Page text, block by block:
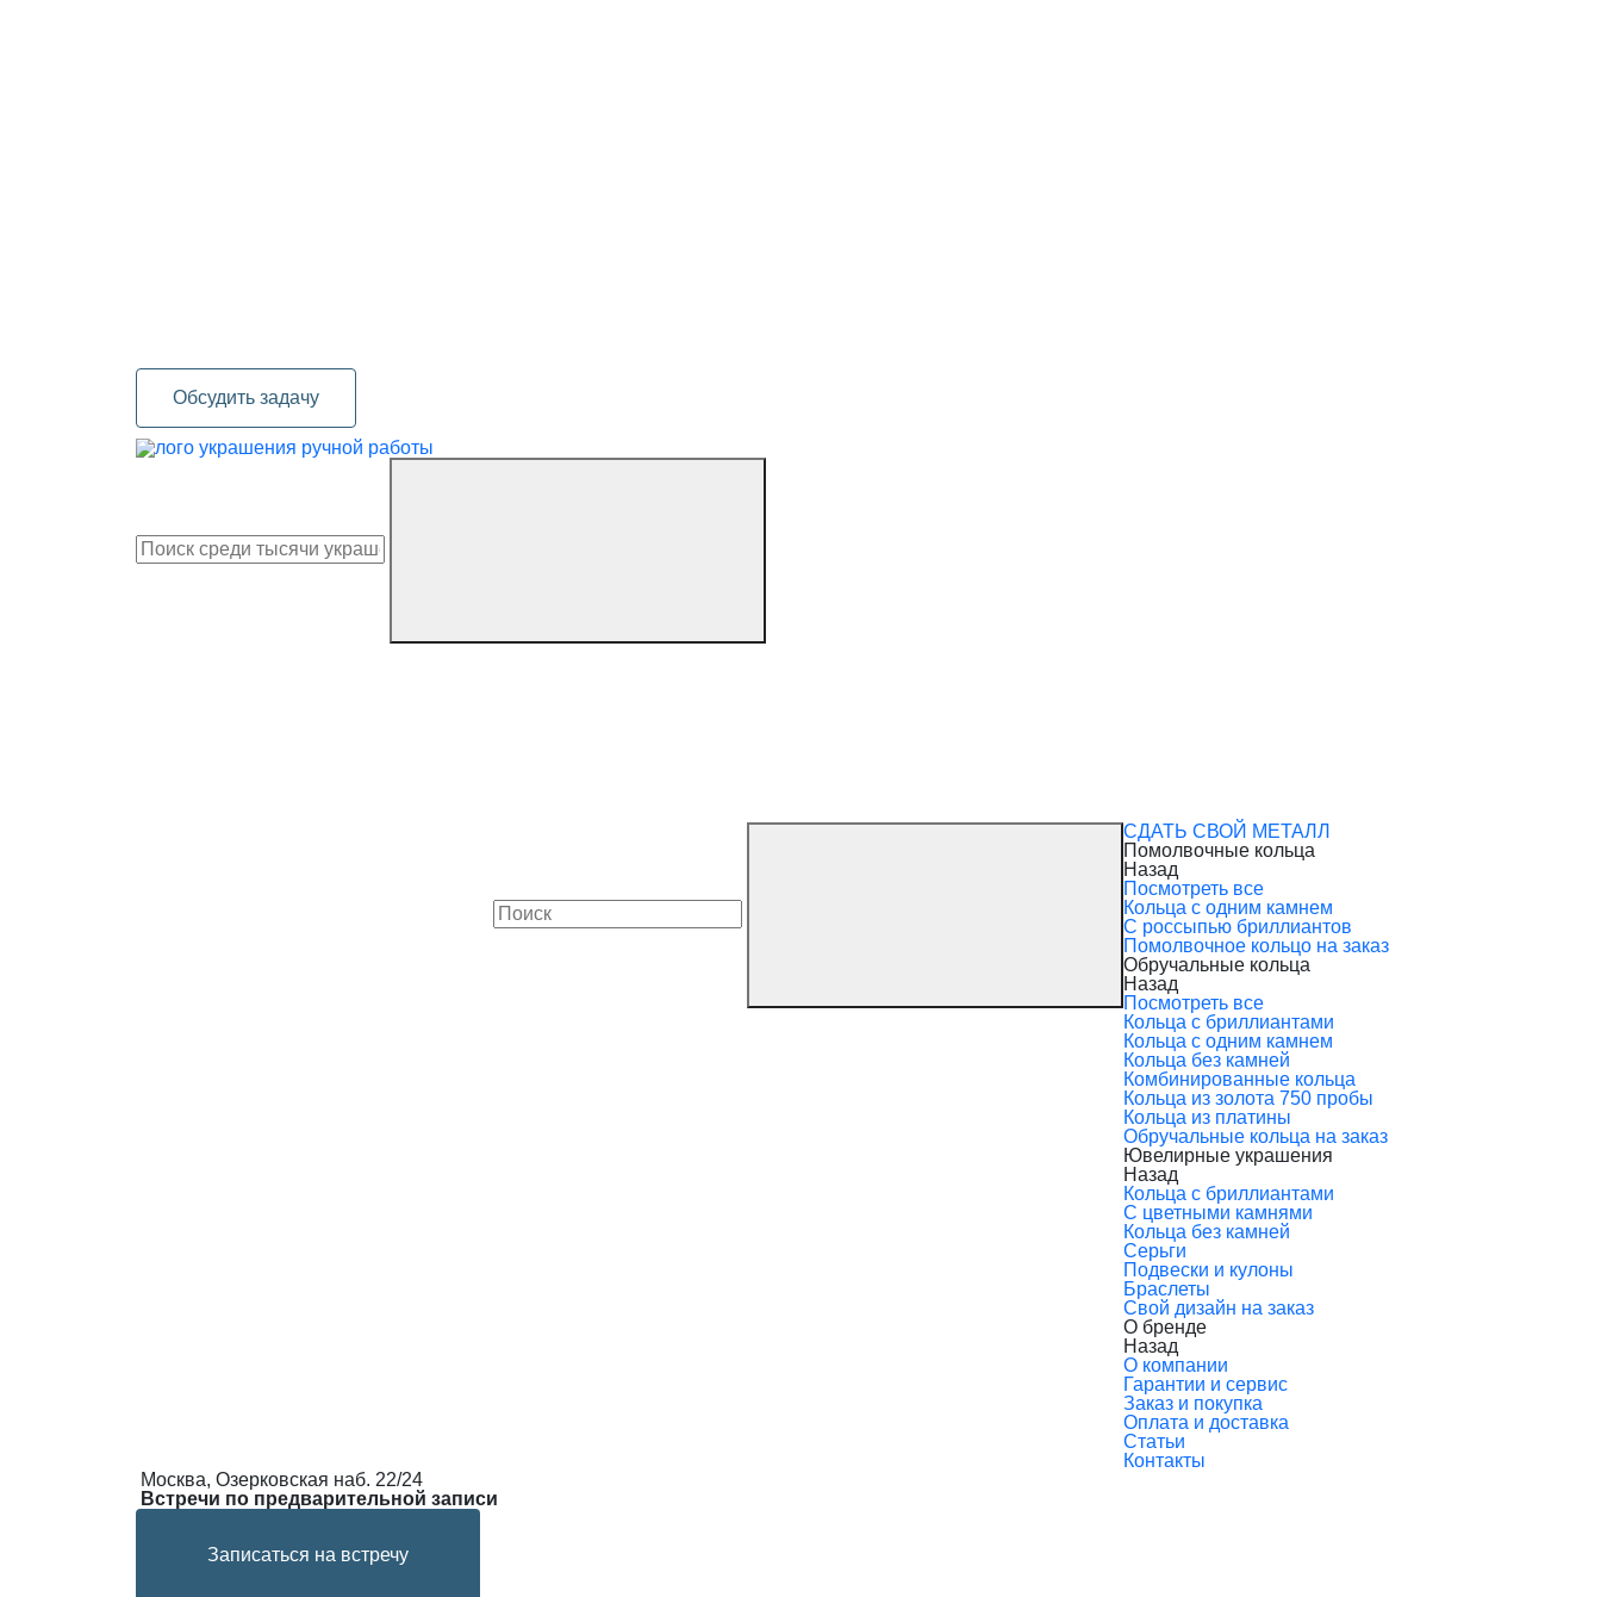
Обсудить задачу
украшения ручной работы
СДАТЬ СВОЙ МЕТАЛЛ
Помолвочные кольца
Назад
Посмотреть все
Кольца с одним камнем
С россыпью бриллиантов
Помолвочное кольцо на заказ
Обручальные кольца
Назад
Посмотреть все
Кольца с бриллиантами
Кольца с одним камнем
Кольца без камней
Комбинированные кольца
Кольца из золота 750 пробы
Кольца из платины
Обручальные кольца на заказ
Ювелирные украшения
Назад
Кольца с бриллиантами
С цветными камнями
Кольца без камней
Серьги
Подвески и кулоны
Браслеты
Свой дизайн на заказ
О бренде
Назад
О компании
Гарантии и сервис
Заказ и покупка
Оплата и доставка
Статьи
Контакты
Москва, Озерковская наб. 22/24
Встречи по предварительной записи
Записаться на встречу